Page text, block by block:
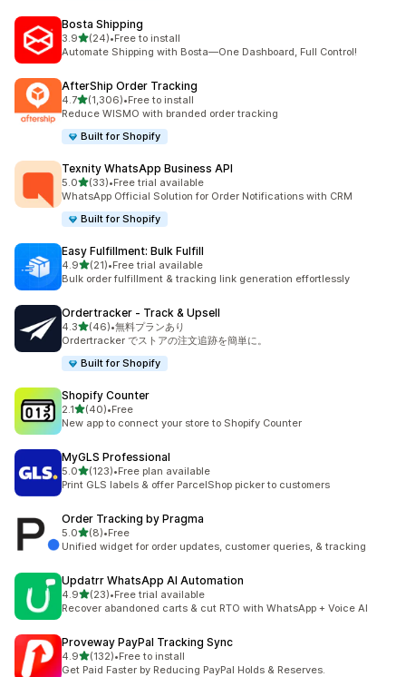
Bosta Shipping
3.95つ星中
(24)
合計レビュー数：24件
•Free to install
Automate Shipping with Bosta—One Dashboard, Full Control!
AfterShip Order Tracking
4.75つ星中
(1,306)
合計レビュー数：1306件
•Free to install
Reduce WISMO with branded order tracking
Built for Shopify
Texnity WhatsApp Business API
5.05つ星中
(33)
合計レビュー数：33件
•Free trial available
WhatsApp Official Solution for Order Notifications with CRM
Built for Shopify
Easy Fulfillment: Bulk Fulfill
4.95つ星中
(21)
合計レビュー数：21件
•Free trial available
Bulk order fulfillment & tracking link generation effortlessly
Ordertracker ‑ Track & Upsell
4.35つ星中
(46)
合計レビュー数：46件
•無料プランあり
Ordertracker でストアの注文追跡を簡単に。
Built for Shopify
Shopify Counter
2.15つ星中
(40)
合計レビュー数：40件
•Free
New app to connect your store to Shopify Counter
MyGLS Professional
5.05つ星中
(123)
合計レビュー数：123件
•Free plan available
Print GLS labels & offer ParcelShop picker to customers
Order Tracking by Pragma
5.05つ星中
(8)
合計レビュー数：8件
•Free
Unified widget for order updates, customer queries, & tracking
Updatrr WhatsApp AI Automation
4.95つ星中
(23)
合計レビュー数：23件
•Free trial available
Recover abandoned carts & cut RTO with WhatsApp + Voice AI
Proveway PayPal Tracking Sync
4.95つ星中
(132)
合計レビュー数：132件
•Free to install
Get Paid Faster by Reducing PayPal Holds & Reserves.